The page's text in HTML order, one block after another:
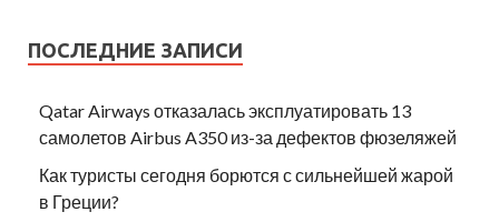
ПОСЛЕДНИЕ ЗАПИСИ
Qatar Airways отказалась эксплуатировать 13
самолетов Airbus A350 из-за дефектов фюзеляжей
Как туристы сегодня борются с сильнейшей жарой
в Греции?